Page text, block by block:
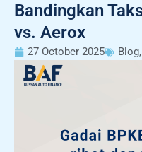
Bandingkan
vs. Aerox
27 October 2025 Blog,